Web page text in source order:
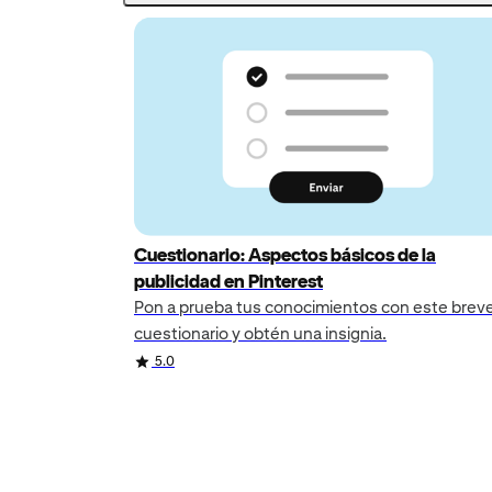
Cuestionario: Aspectos básicos de la
publicidad en Pinterest
Pon a prueba tus conocimientos con este
cuestionario y obtén una insignia.
5.0